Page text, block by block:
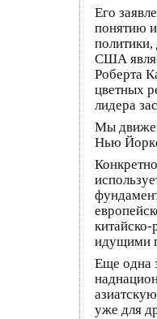
Его
понятию
США
Роберта
цветных
лидера
Мы
Нью
китайско-
идущими
Еще одна
уже для